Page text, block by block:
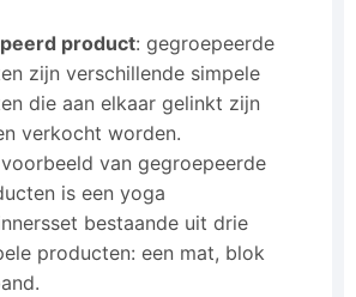
product: gegroepeerde
zijn verschillende simpele
die aan elkaar gelinkt zijn
verkocht worden.
voorbeeld van gegroepeerde
is een yoga
bestaande uit drie
producten: een mat, blok